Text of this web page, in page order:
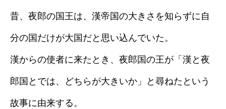
昔、夜郎の国王は、漢帝国の大きさを知らずに自
分の国だけが大国だと思い込んでいた。
漢からの使者に来たとき、夜郎国の王が「漢と夜
郎国とでは、どちらが大きいか」と尋ねたという
故事に由来する。